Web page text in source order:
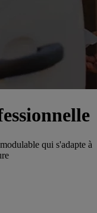
qui s'adapte à